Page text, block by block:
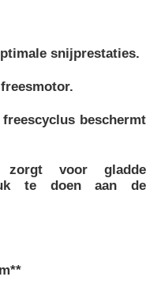
snijprestaties.
beschermt
zorgt voor gladde
te doen aan de